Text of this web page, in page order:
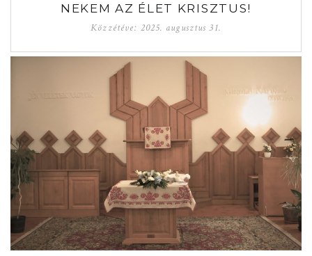
NEKEM AZ ÉLET KRISZTUS!
Közzétéve: 2025. augusztus 31.